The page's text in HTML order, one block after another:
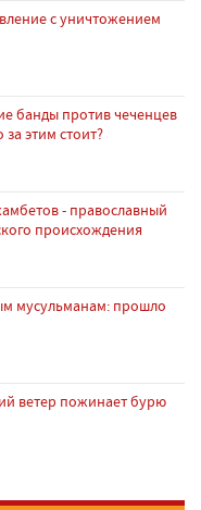
с уничтожением
банды против чеченцев
за этим стоит?
- православный
происхождения
мусульманам: прошло
ветер пожинает бурю